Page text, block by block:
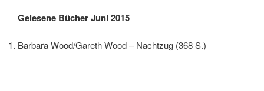
Gelesene Bücher Juni 2015
Barbara Wood/Gareth Wood – Nachtzug (368 S.)